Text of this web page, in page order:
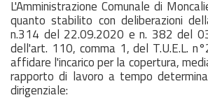
L'Amministrazione Comunale di
quanto stabilito con deliberazioni
n.314 del 22.09.2020 e n. 382 del
dell'art. 110, comma 1, del T.U.E.L.
affidare l'incarico per la copertura,
rapporto di lavoro a tempo
dirigenziale: